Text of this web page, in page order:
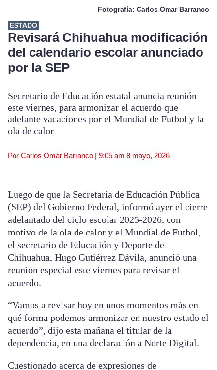
Fotografía: Carlos Omar Barranco
ESTADO
Revisará Chihuahua modificación
del calendario escolar anunciado
por la SEP
Secretario de Educación estatal anuncia reunión
este viernes, para armonizar el acuerdo que
adelante vacaciones por el Mundial de Futbol y la
ola de calor
Por Carlos Omar Barranco | 9:05 am 8 mayo, 2026
Luego de que la Secretaría de Educación Pública
(SEP) del Gobierno Federal, informó ayer el cierre
adelantado del ciclo escolar 2025-2026, con
motivo de la ola de calor y el Mundial de Futbol,
el secretario de Educación y Deporte de
Chihuahua, Hugo Gutiérrez Dávila, anunció una
reunión especial este viernes para revisar el
acuerdo.
“Vamos a revisar hoy en unos momentos más en
qué forma podemos armonizar en nuestro estado el
acuerdo”, dijo esta mañana el titular de la
dependencia, en una declaración a Norte Digital.
Cuestionado acerca de expresiones de